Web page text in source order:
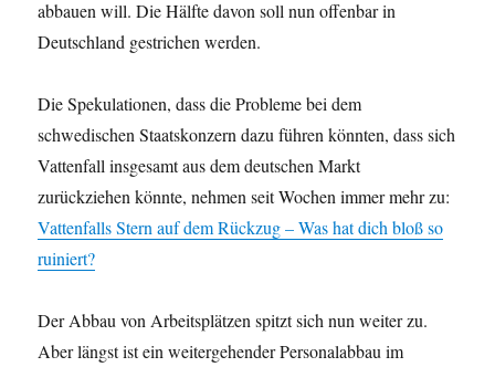
abbauen will. Die Hälfte davon soll nun offenbar in
Deutschland gestrichen werden.
Die Spekulationen, dass die Probleme bei dem
schwedischen Staatskonzern dazu führen könnten, dass sich
Vattenfall insgesamt aus dem deutschen Markt
zurückziehen könnte, nehmen seit Wochen immer mehr zu:
Vattenfalls Stern auf dem Rückzug – Was hat dich bloß so
ruiniert?
Der Abbau von Arbeitsplätzen spitzt sich nun weiter zu.
Aber längst ist ein weitergehender Personalabbau im